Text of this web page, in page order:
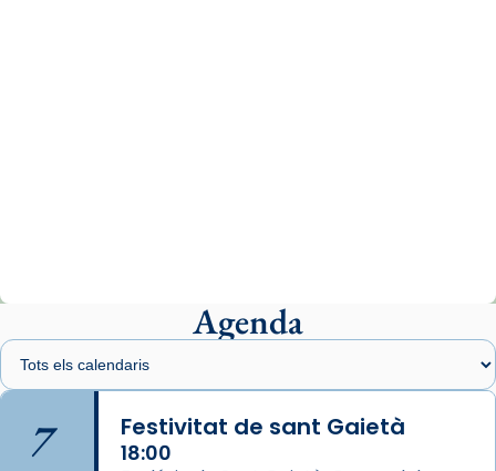
Arquebisbat de Barcelona
1 week ago
Memòria de les santes Juliana i
Semproniana, verges i màrtirs.
Acompanyant la història de sant Cugat, a
Agenda
7 Festivitat de sant Gaietà
18:00